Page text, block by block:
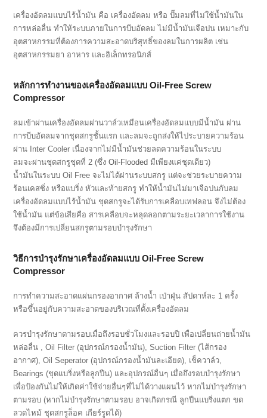
เครื่องอัดลมแบบไร้น้ำมัน คือ เครื่องอัดลม หรือ ปั๊มลมที่ไม่ใช้น้ำมันใน
การหล่อลื่น ทำให้ระบบภายในการบีบอัดลม ไม่มีน้ำมันเจือปน เหมาะกับ
อุตสาหกรรมที่ต้องการความสะอาดบริสุทธิ์ของลมในการผลิต เช่น
อุตสาหกรรมยา อาหาร และอิเล็กทรอนิกส์
หลักการทำงานของเครื่องอัดลมแบบ Oil-Free Screw
Compressor
ลมเข้าผ่านเครื่องอัดลมผ่านวาล์วเหมือนเครื่องอัดลมแบบมีน้ำมัน ผ่าน
การบีบอัดลมจากชุดสกรูชั้นแรก และลมจะถูกส่งให้ไประบายความร้อน
ผ่าน Inter Cooler เนื่องจากไม่มีน้ำมันช่วยลดความร้อนในระบบ
ลมจะผ่านชุดสกรูชุดที่ 2 (ซึ่งOil-Flooded มีเพียงแค่ชุดเดียว)
น้ำมันในระบบ Oil Free จะไม่ได้ผ่านระบบสกรู แต่จะช่วยระบายความ
ร้อนเคสซิ่ง หรือแบริ่ง หัวและท้ายสกรู ทำให้น้ำมันไม่มาเจือปนกับลม
เครื่องอัดลมแบบไร้น้ำมัน ชุดสกรูจะได้รับการเคลือบเทฟลอน จึงไม่ต้อง
ใช้น้ำมัน แต่ข้อเสียคือ สารเคลือบจะหลุดลอกตามระยะเวลาการใช้งาน
จึงต้องมีการเปลี่ยนสกรูตามรอบบำรุงรักษา
วิธีการบำรุงรักษาเครื่องอัดลมแบบ Oil-Free Screw
Compressor
การทำความสะอาดแผ่นกรองอากาศ ล้างน้ำ เป่าฝุ่น สัปดาห์ละ 1 ครั้ง
หรือขึ้นอยู่กับความสะอาดของบริเวณที่ตั้งเครื่องอัดลม
ควรบำรุงรักษาตามรอบเมื่อถึงรอบชั่วโมงและรอบปี เพื่อเปลี่ยนถ่ายน้ำมัน
หล่อลื่น , Oil Filter (อุปกรณ์กรองน้ำมัน), Suction Filter (ไส้กรอง
อากาศ), Oil Seperator (อุปกรณ์กรองน้ำมันละเอียด), เช็ควาล์ว,
Bearings (ชุดแบริ่งหรือลูกปืน) และอุปกรณ์อื่นๆ เมื่อถึงรอบบำรุงรักษา
เพื่อป้องกันไม่ให้เกิดค่าใช้จ่ายอื่นๆที่ไม่ได้วางแผนไว้ หากไม่บำรุงรักษา
ตามรอบ (หากไม่บำรุงรักษาตามรอบ อาจเกิดกรณี ลูกปืนแบริ่งแตก ขด
ลวดไหม้ ชุดสกรูล็อค เกียร์รูดได้)